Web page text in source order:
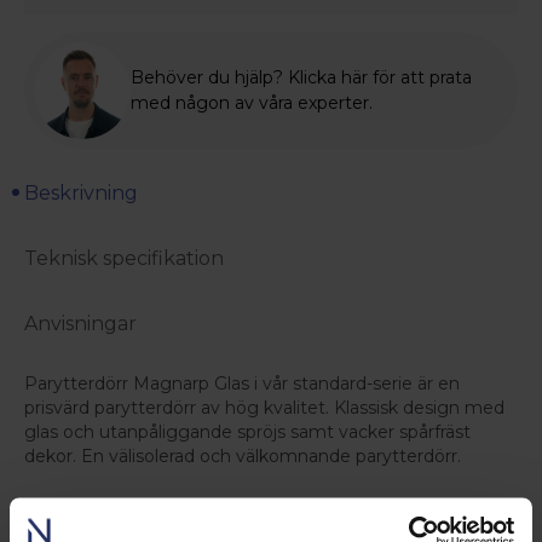
Behöver du hjälp? Klicka här för att prata
med någon av våra experter.
Beskrivning
Teknisk specifikation
Anvisningar
Parytterdörr Magnarp Glas i vår standard-serie är en
prisvärd parytterdörr av hög kvalitet. Klassisk design med
glas och utanpåliggande spröjs samt vacker spårfräst
dekor. En välisolerad och välkomnande parytterdörr.
Konstruktion